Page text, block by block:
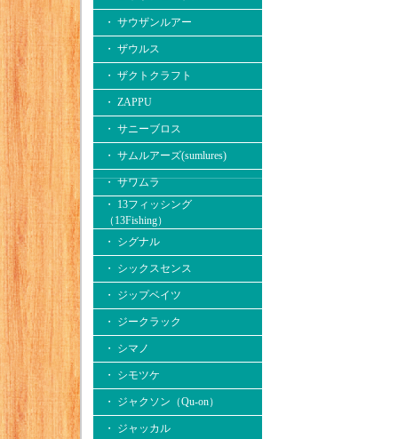
・ サウザンルアー
・ ザウルス
・ ザクトクラフト
・ ZAPPU
・ サニーブロス
・ サムルアーズ(sumlures)
・ サワムラ
・ 13フィッシング
（13Fishing）
・ シグナル
・ シックスセンス
・ ジップベイツ
・ ジークラック
・ シマノ
・ シモツケ
・ ジャクソン（Qu-on）
・ ジャッカル